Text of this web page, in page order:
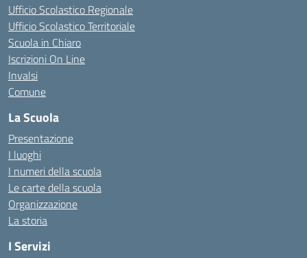
Ufficio Scolastico Regionale
Ufficio Scolastico Territoriale
Scuola in Chiaro
Iscrizioni On Line
Invalsi
Comune
La Scuola
Presentazione
I luoghi
I numeri della scuola
Le carte della scuola
Organizzazione
La storia
I Servizi